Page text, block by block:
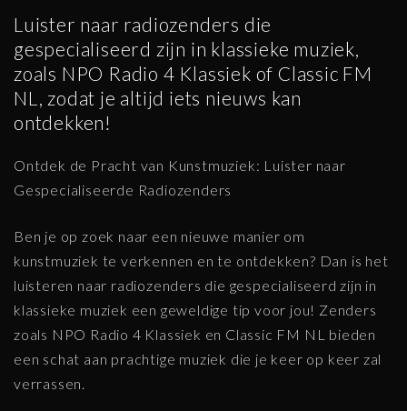
Luister naar radiozenders die
gespecialiseerd zijn in klassieke muziek,
zoals NPO Radio 4 Klassiek of Classic FM
NL, zodat je altijd iets nieuws kan
ontdekken!
Ontdek de Pracht van Kunstmuziek: Luister naar
Gespecialiseerde Radiozenders
Ben je op zoek naar een nieuwe manier om
kunstmuziek te verkennen en te ontdekken? Dan is het
luisteren naar radiozenders die gespecialiseerd zijn in
klassieke muziek een geweldige tip voor jou! Zenders
zoals NPO Radio 4 Klassiek en Classic FM NL bieden
een schat aan prachtige muziek die je keer op keer zal
verrassen.